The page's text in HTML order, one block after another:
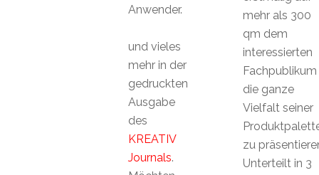
mehr als 300
qm dem
interessierten
Fachpublikum
die ganze
Vielfalt seiner
zu
Unterteilt in 3
Anwender.
und vieles
mehr in der
gedruckten
Ausgabe
des
KREATIV
Journals.